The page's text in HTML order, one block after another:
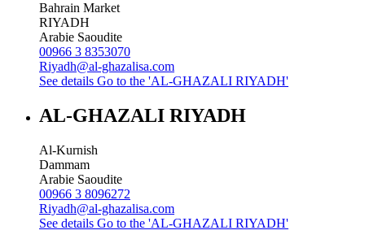
Bahrain Market
RIYADH
Arabie Saoudite
00966 3 8353070
Riyadh@al-ghazalisa.com
See details Go to the 'AL-GHAZALI RIYADH'
AL-GHAZALI RIYADH
Al-Kurnish
Dammam
Arabie Saoudite
00966 3 8096272
Riyadh@al-ghazalisa.com
See details Go to the 'AL-GHAZALI RIYADH'